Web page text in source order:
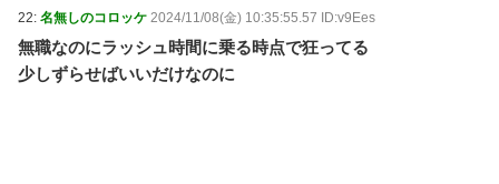
22: 名無しのコロッケ 2024/11/08(金) 10:35:55.57 ID:v9Ees
無職なのにラッシュ時間に乗る時点で狂ってる
少しずらせばいいだけなのに